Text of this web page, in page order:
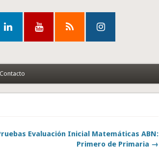
Contacto
Evaluación Inicial Matemáticas ABN:
Primero de Primaria →